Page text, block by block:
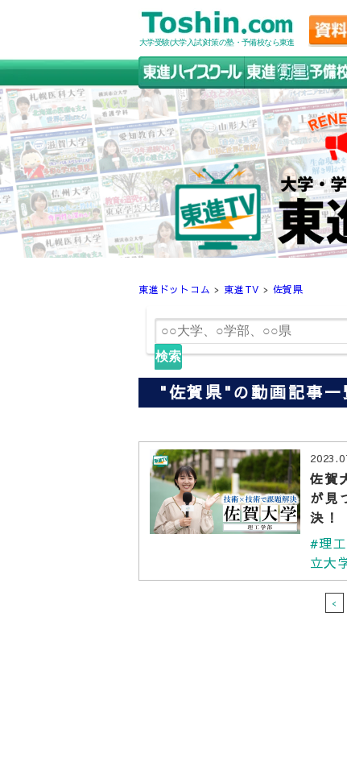
大学受験(大学入試)対策の塾・予備校なら東進
東進ドットコム > 東進TV > 佐賀県
検索
"佐賀県"の動画記事一
佐賀
が見
決！
#理
立大
<